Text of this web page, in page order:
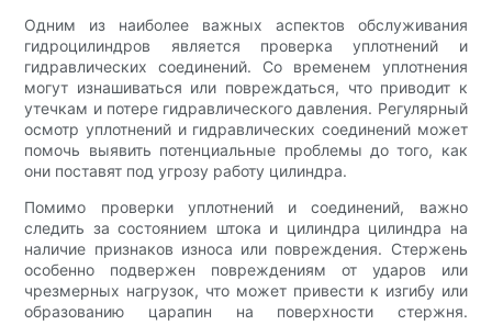
Одним из наиболее важных аспектов обслуживания
гидроцилиндров является проверка уплотнений и
гидравлических соединений. Со временем уплотнения
могут изнашиваться или повреждаться, что приводит к
утечкам и потере гидравлического давления. Регулярный
осмотр уплотнений и гидравлических соединений может
помочь выявить потенциальные проблемы до того, как
они поставят под угрозу работу цилиндра.
Помимо проверки уплотнений и соединений, важно
следить за состоянием штока и цилиндра цилиндра на
наличие признаков износа или повреждения. Стержень
особенно подвержен повреждениям от ударов или
чрезмерных нагрузок, что может привести к изгибу или
образованию царапин на поверхности стержня.